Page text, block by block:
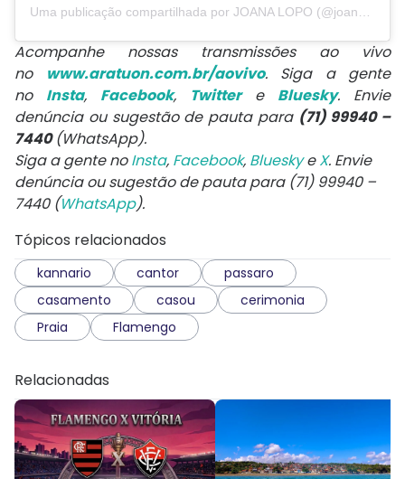
Acompanhe nossas transmissões ao vivo
no
www.aratuon.com.br/aovivo. Siga a gente
no Insta, Facebook, Twittere Bluesky. Envie
denúncia ou sugestão de pauta para (71) 99940 –
7440(WhatsApp).
Siga a gente noInsta, Facebook, BlueskyeX. Envie
denúncia ou sugestão de pauta para (71) 99940 –
7440 (WhatsApp).
Tópicos relacionados
kannario cantor
passaro
casamento
casou
cerimonia
Praia
Flamengo
Relacionadas